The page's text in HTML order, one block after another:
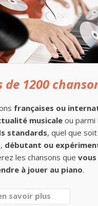
de 1200
françaises ou
musicale ou parmi
standards, quel que
débutant ou
les chansons que
à jouer au piano.
savoir plus